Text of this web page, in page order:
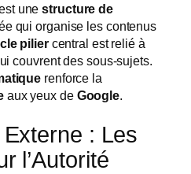
unestructure de
qui organise les contenus
piliercentral est relié à
couvrent des sous-sujets.
renforce la
aux yeux de Google.
: Les
l’Autorité